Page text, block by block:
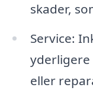
skader,
Service:
yderligere
eller